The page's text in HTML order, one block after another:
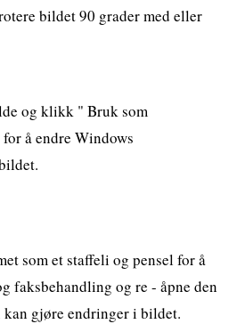
bildet 90 grader med eller
og klikk " Bruk som
å endre Windows
som et staffeli og pensel for å
faksbehandling og re - åpne den
gjøre endringer i bildet.